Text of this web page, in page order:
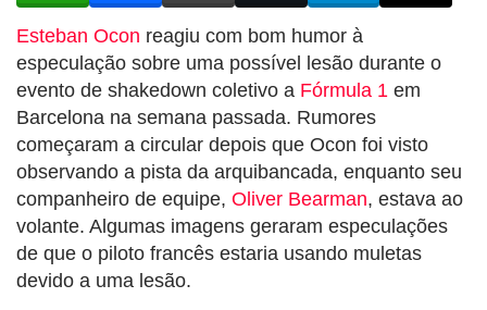
Esteban Ocon reagiu com bom humor à
especulação sobre uma possível lesão durante o
evento de shakedown coletivo a Fórmula 1 em
Barcelona na semana passada. Rumores
começaram a circular depois que Ocon foi visto
observando a pista da arquibancada, enquanto seu
companheiro de equipe, Oliver Bearman, estava ao
volante. Algumas imagens geraram especulações
de que o piloto francês estaria usando muletas
devido a uma lesão.